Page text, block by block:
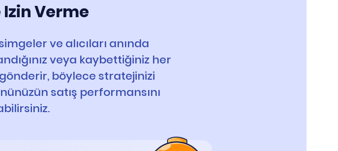
Verme
ve alıcıları anında
veya kaybettiğiniz her
böylece stratejinizi
satış performansını